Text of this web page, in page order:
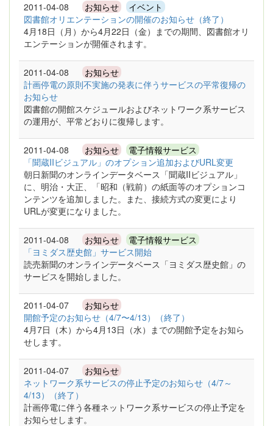
2011-04-08 お知らせ イベント
図書館オリエンテーションの開催のお知らせ（終了）
4月18日（月）から4月22日（金）までの期間、図書館オリ
エンテーションが開催されます。
2011-04-08 お知らせ
計画停電の原則不実施の発表に伴うサービスの平常復帰の
お知らせ
図書館の開館スケジュールおよびネットワーク系サービス
の運用が、平常どおりに復帰します。
2011-04-08 お知らせ 電子情報サービス
「聞蔵IIビジュアル」のオプション追加およびURL変更
朝日新聞のオンラインデータベース「聞蔵IIビジュアル」
に、明治・大正、「昭和（戦前）の紙面等のオプションコ
ンテンツを追加しました。また、接続方式の変更により
URLが変更になりました。
2011-04-08 お知らせ 電子情報サービス
「ヨミダス歴史館」サービス開始
読売新聞のオンラインデータベース「ヨミダス歴史館」の
サービスを開始しました。
2011-04-07 お知らせ
開館予定のお知らせ（4/7〜4/13）（終了）
4月7日（木）から4月13日（水）までの開館予定をお知ら
せします。
2011-04-07 お知らせ
ネットワーク系サービスの停止予定のお知らせ（4/7～
4/13）（終了）
計画停電に伴う各種ネットワーク系サービスの停止予定を
お知らせします。